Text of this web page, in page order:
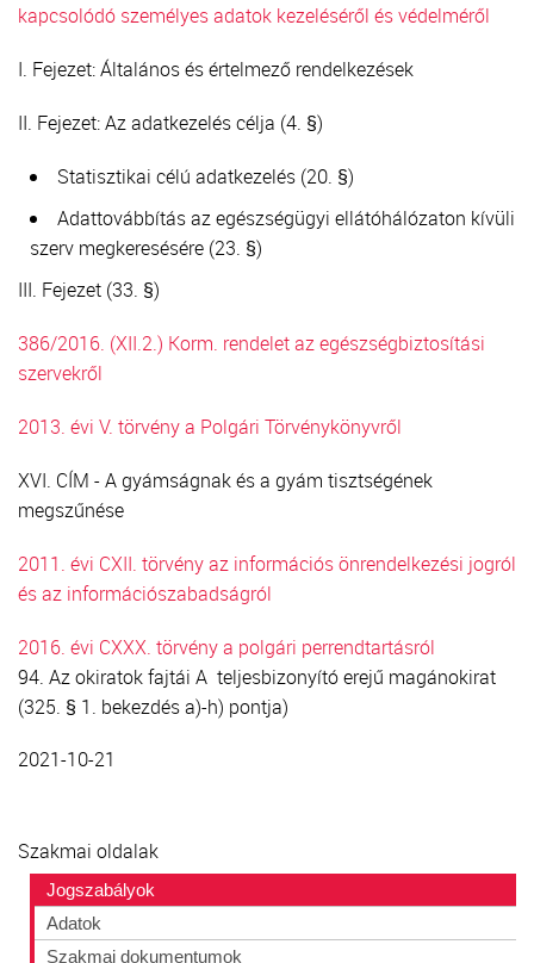
kapcsolódó személyes adatok kezeléséről és védelméről
I. Fejezet: Általános és értelmező rendelkezések
II. Fejezet: Az adatkezelés célja (4. §)
Statisztikai célú adatkezelés (20. §)
Adattovábbítás az egészségügyi ellátóhálózaton kívüli
szerv megkeresésére (23. §)
III. Fejezet (33. §)
386/2016. (XII.2.) Korm. rendelet az egészségbiztosítási
szervekről
2013. évi V. törvény a Polgári Törvénykönyvről
XVI. CÍM - A gyámságnak és a gyám tisztségének
megszűnése
2011. évi CXII. törvény az információs önrendelkezési jogról
és az információszabadságról
2016. évi CXXX. törvény a polgári perrendtartásról
94. Az okiratok fajtái A teljesbizonyító erejű magánokirat
(325. § 1. bekezdés a)-h) pontja)
2021-10-21
Szakmai oldalak
Jogszabályok
Adatok
Szakmai dokumentumok